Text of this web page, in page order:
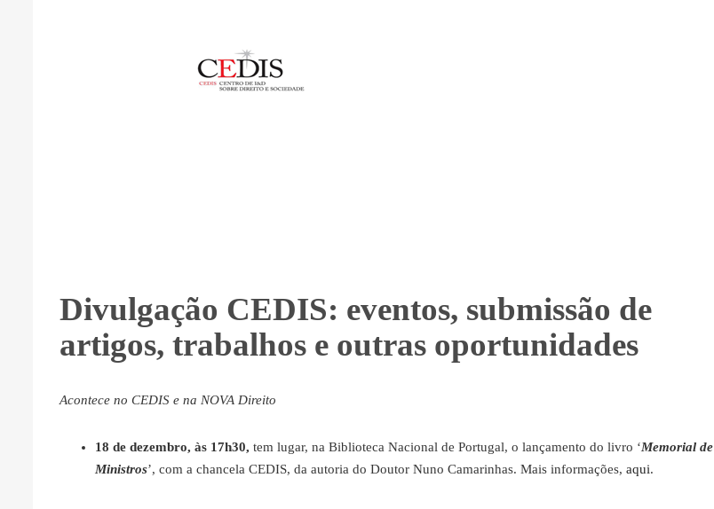
Divulgação CEDIS: eventos, submissão de
artigos, trabalhos e outras oportunidades
Acontece no CEDIS e na NOVA Direito
18 de dezembro, às 17h30, tem lugar, na Biblioteca Nacional de Portugal, o lançamento do livro ‘Memorial de
Ministros’, com a chancela CEDIS, da autoria do Doutor Nuno Camarinhas. Mais informações, aqui.